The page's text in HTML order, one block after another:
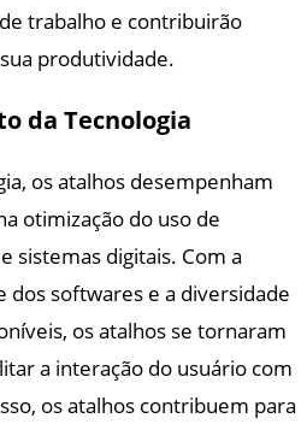
trabalho e contribuirão
produtividade.
da Tecnologia
os atalhos desempenham
otimização do uso de
sistemas digitais. Com a
dos softwares e a diversidade
os atalhos se tornaram
a interação do usuário com
os atalhos contribuem para